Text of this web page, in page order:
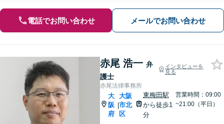
電話でお問い合わせ メールでお問い合わせ
赤尾 浩一 弁
護士
インタビューを
見る
赤尾法律事務所
大
阪
府
|
大阪
市北
区
東梅田駅
から徒歩1
分
営業時間：09:00
~21:00（平日）